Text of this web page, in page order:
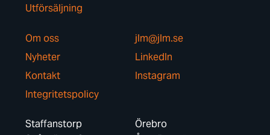
Utförsäljning
Om oss
Nyheter
Kontakt
Integritetspolicy
jlm@jlm.se
LinkedIn
Instagram
Staffanstorp
Örebro